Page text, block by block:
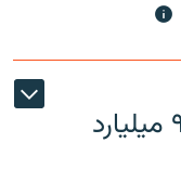
بانک مرکزی ایران گم شدن ۹ میلیارد